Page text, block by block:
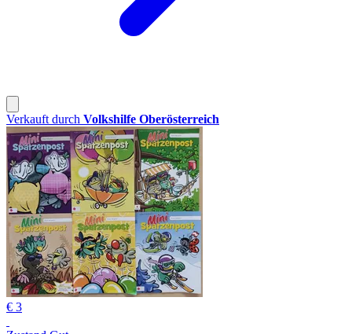
Verkauft durch Volkshilfe Oberösterreich
€ 3